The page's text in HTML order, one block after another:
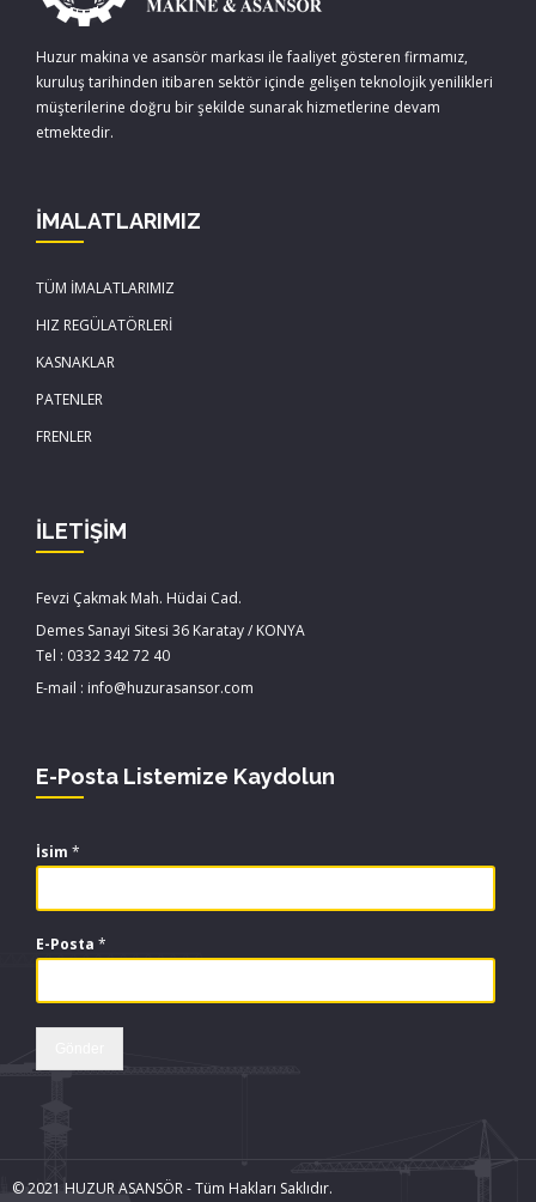
Huzur makina ve asansör markası ile faaliyet gösteren firmamız,
kuruluş tarihinden itibaren sektör içinde gelişen teknolojik yenilikleri
müşterilerine doğru bir şekilde sunarak hizmetlerine devam
etmektedir.
İMALATLARIMIZ
TÜM İMALATLARIMIZ
HIZ REGÜLATÖRLERİ
KASNAKLAR
PATENLER
FRENLER
İLETİŞİM
Fevzi Çakmak Mah. Hüdai Cad.
Demes Sanayi Sitesi 36 Karatay / KONYA
Tel : 0332 342 72 40
E-mail : info@huzurasansor.com
E-Posta Listemize Kaydolun
İsim *
E-Posta *
© 2021 HUZUR ASANSÖR - Tüm Hakları Saklıdır.